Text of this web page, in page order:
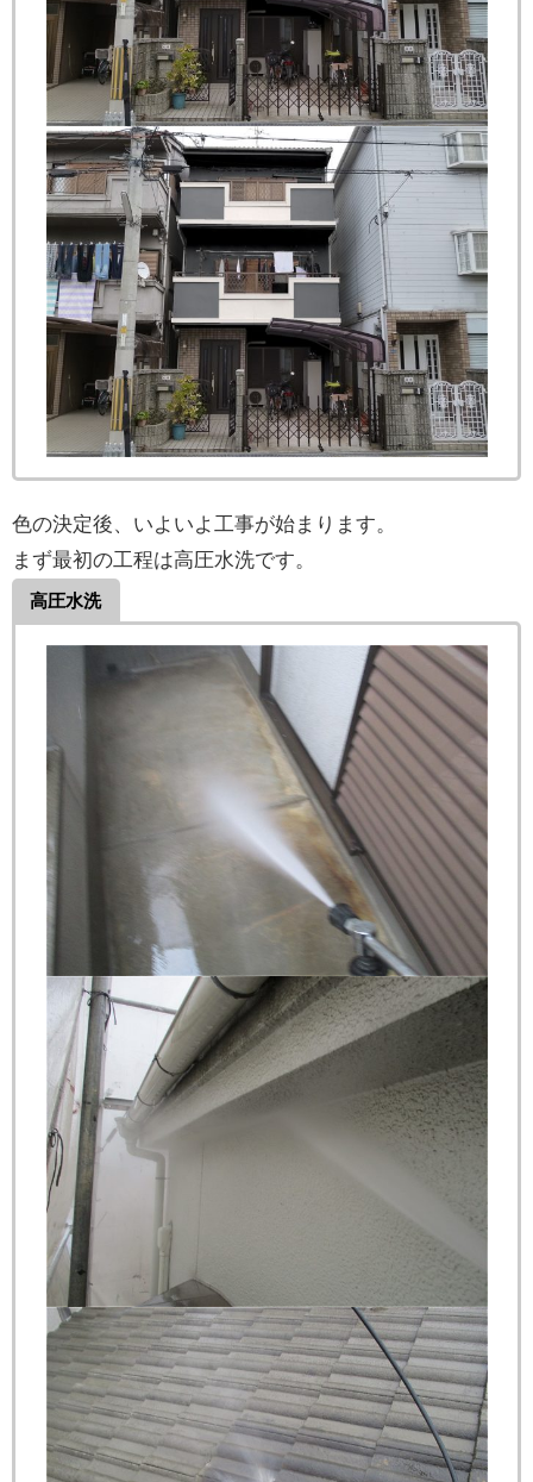
色の決定後、いよいよ工事が始まります。
まず最初の工程は高圧水洗です。
高圧水洗